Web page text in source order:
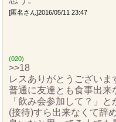
[匿名さん]2016/05/11 23:47
(020)
>>18
レスありがとうございま
普通に友達とも食事出
「飲み会参加して？」
(接待)すら出来なくて辞